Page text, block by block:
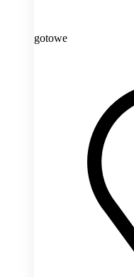
gotowe